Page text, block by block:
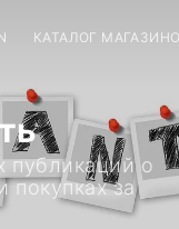
КАТАЛОГ
публикаций о
покупках за